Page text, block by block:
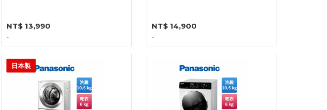
NT$ 13,990
-
NT$ 14,900
-
日本製